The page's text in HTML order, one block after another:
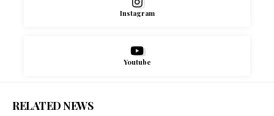
Instagram
Youtube
RELATED NEWS